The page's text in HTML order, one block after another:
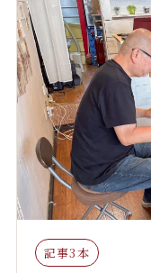
記事3本